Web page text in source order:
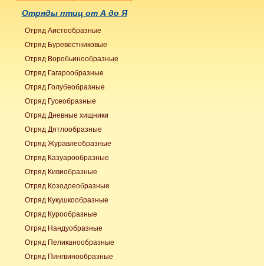
Отряды птиц от А до Я
Отряд Аистообразные
Отряд Буревестниковые
Отряд Воробьинообразные
Отряд Гагарообразные
Отряд Голубеобразные
Отряд Гусеобразные
Отряд Дневные хищники
Отряд Дятлообразные
Отряд Журавлеобразные
Отряд Казуарообразные
Отряд Кивиобразные
Отряд Козодоеобразные
Отряд Кукушкообразные
Отряд Курообразные
Отряд Нандуобразные
Отряд Пеликанообразные
Отряд Пингвинообразные